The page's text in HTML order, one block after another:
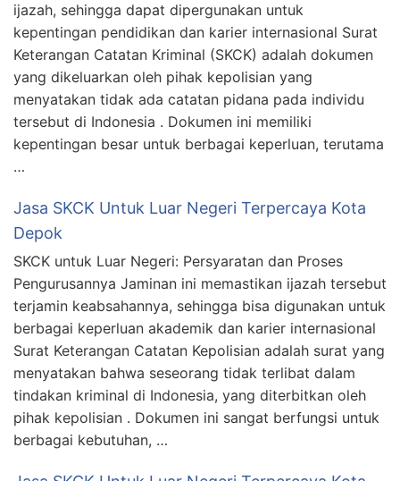
ijazah, sehingga dapat dipergunakan untuk
kepentingan pendidikan dan karier internasional Surat
Keterangan Catatan Kriminal (SKCK) adalah dokumen
yang dikeluarkan oleh pihak kepolisian yang
menyatakan tidak ada catatan pidana pada individu
tersebut di Indonesia . Dokumen ini memiliki
kepentingan besar untuk berbagai keperluan, terutama
…
Jasa SKCK Untuk Luar Negeri Terpercaya Kota
Depok
SKCK untuk Luar Negeri: Persyaratan dan Proses
Pengurusannya Jaminan ini memastikan ijazah tersebut
terjamin keabsahannya, sehingga bisa digunakan untuk
berbagai keperluan akademik dan karier internasional
Surat Keterangan Catatan Kepolisian adalah surat yang
menyatakan bahwa seseorang tidak terlibat dalam
tindakan kriminal di Indonesia, yang diterbitkan oleh
pihak kepolisian . Dokumen ini sangat berfungsi untuk
berbagai kebutuhan, …